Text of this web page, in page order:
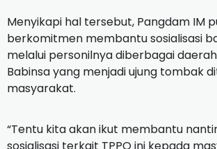
Menyikapi hal tersebut, Pangdam IM
berkomitmen membantu sosialisasi
melalui personilnya diberbagai
Babinsa yang menjadi ujung tombak
masyarakat.
“Tentu kita akan ikut membantu
sosialisasi terkait TPPO ini kepada